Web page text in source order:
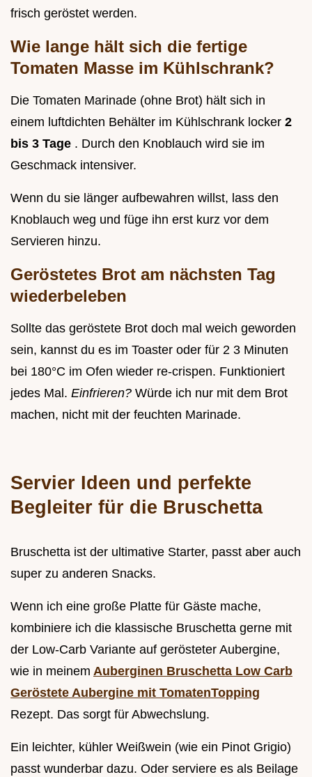
frisch geröstet werden.
Wie lange hält sich die fertige
Tomaten Masse im Kühlschrank?
Die Tomaten Marinade (ohne Brot) hält sich in
einem luftdichten Behälter im Kühlschrank locker 2
bis 3 Tage . Durch den Knoblauch wird sie im
Geschmack intensiver.
Wenn du sie länger aufbewahren willst, lass den
Knoblauch weg und füge ihn erst kurz vor dem
Servieren hinzu.
Geröstetes Brot am nächsten Tag
wiederbeleben
Sollte das geröstete Brot doch mal weich geworden
sein, kannst du es im Toaster oder für 2 3 Minuten
bei 180°C im Ofen wieder re-crispen. Funktioniert
jedes Mal. Einfrieren? Würde ich nur mit dem Brot
machen, nicht mit der feuchten Marinade.
Servier Ideen und perfekte
Begleiter für die Bruschetta
Bruschetta ist der ultimative Starter, passt aber auch
super zu anderen Snacks.
Wenn ich eine große Platte für Gäste mache,
kombiniere ich die klassische Bruschetta gerne mit
der Low-Carb Variante auf gerösteter Aubergine,
wie in meinem Auberginen Bruschetta Low Carb
Geröstete Aubergine mit TomatenTopping
Rezept. Das sorgt für Abwechslung.
Ein leichter, kühler Weißwein (wie ein Pinot Grigio)
passt wunderbar dazu. Oder serviere es als Beilage